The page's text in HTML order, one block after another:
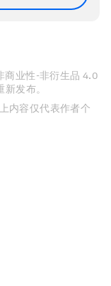
商业性-非衍生品 4.0
发布。
内容仅代表作者个